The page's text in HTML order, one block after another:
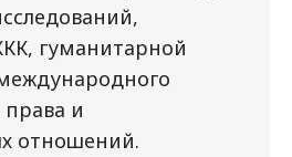
гуманитарной
и
отношений.